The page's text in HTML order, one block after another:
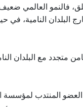
فالنمو العالمي ضعيف
النامية، في
متجدد مع البلدان
المنتدب لمؤسسة